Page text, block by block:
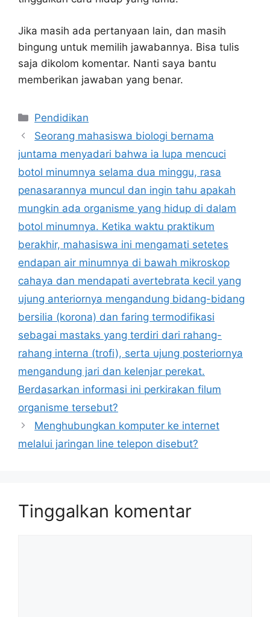
Jika masih ada pertanyaan lain, dan masih
bingung untuk memilih jawabannya. Bisa tulis
saja dikolom komentar. Nanti saya bantu
memberikan jawaban yang benar.
Kategori
Pendidikan
Seorang mahasiswa biologi bernama
juntama menyadari bahwa ia lupa mencuci
botol minumnya selama dua minggu, rasa
penasarannya muncul dan ingin tahu apakah
mungkin ada organisme yang hidup di dalam
botol minumnya. Ketika waktu praktikum
berakhir, mahasiswa ini mengamati setetes
endapan air minumnya di bawah mikroskop
cahaya dan mendapati avertebrata kecil yang
ujung anteriornya mengandung bidang-bidang
bersilia (korona) dan faring termodifikasi
sebagai mastaks yang terdiri dari rahang-
rahang interna (trofi), serta ujung posteriornya
mengandung jari dan kelenjar perekat.
Berdasarkan informasi ini perkirakan filum
organisme tersebut?
Menghubungkan komputer ke internet
melalui jaringan line telepon disebut?
Tinggalkan komentar